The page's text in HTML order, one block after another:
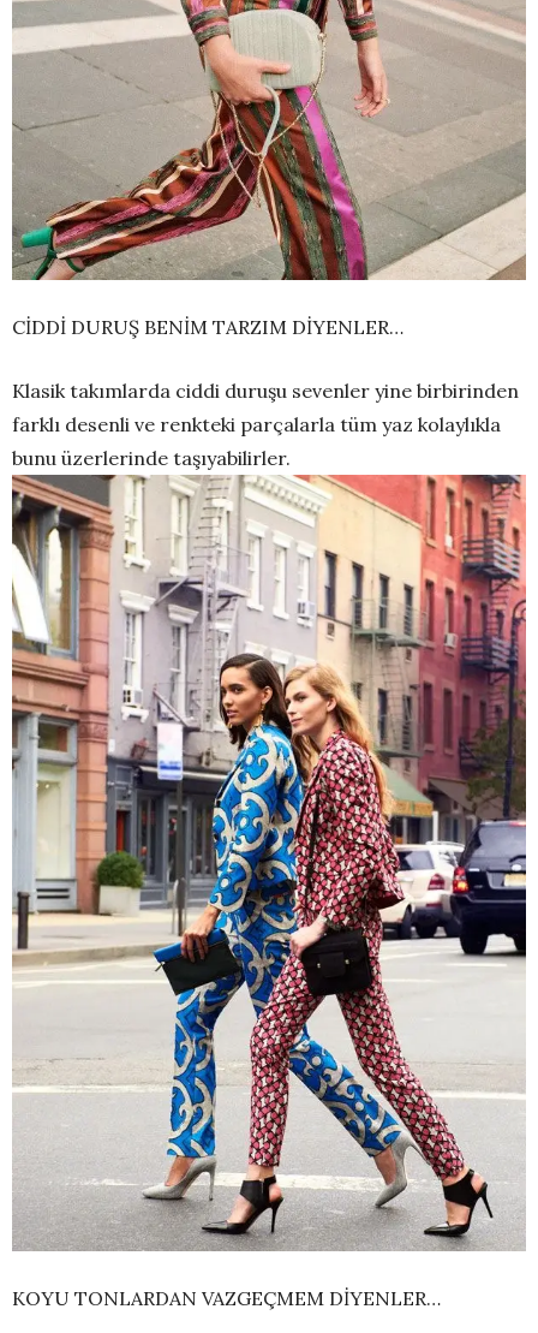
CİDDİ DURUŞ BENİM TARZIM DİYENLER…
Klasik takımlarda ciddi duruşu sevenler yine birbirinden
farklı desenli ve renkteki parçalarla tüm yaz kolaylıkla
bunu üzerlerinde taşıyabilirler.
KOYU TONLARDAN VAZGEÇMEM DİYENLER…